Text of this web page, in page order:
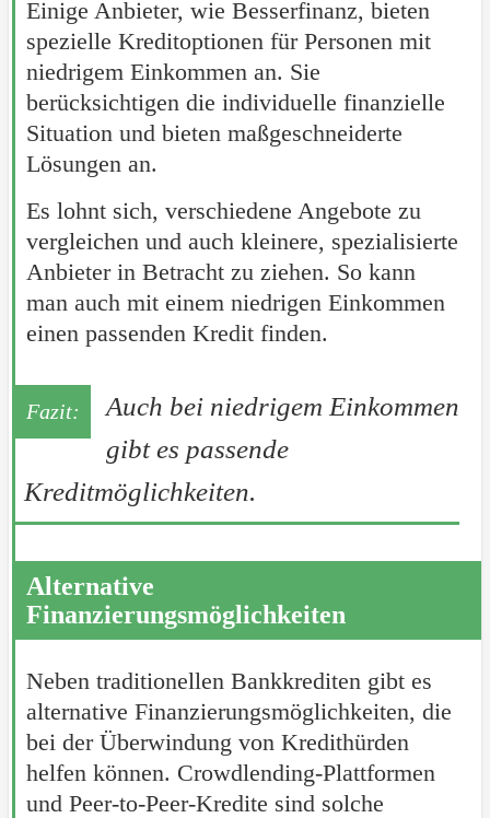
Einige Anbieter, wie Besserfinanz, bieten
spezielle Kreditoptionen für Personen mit
niedrigem Einkommen an. Sie
berücksichtigen die individuelle finanzielle
Situation und bieten maßgeschneiderte
Lösungen an.
Es lohnt sich, verschiedene Angebote zu
vergleichen und auch kleinere, spezialisierte
Anbieter in Betracht zu ziehen. So kann
man auch mit einem niedrigen Einkommen
einen passenden Kredit finden.
Auch bei niedrigem Einkommen
gibt es passende
Kreditmöglichkeiten.
Alternative
Finanzierungsmöglichkeiten
Neben traditionellen Bankkrediten gibt es
alternative Finanzierungsmöglichkeiten, die
bei der Überwindung von Kredithürden
helfen können. Crowdlending-Plattformen
und Peer-to-Peer-Kredite sind solche